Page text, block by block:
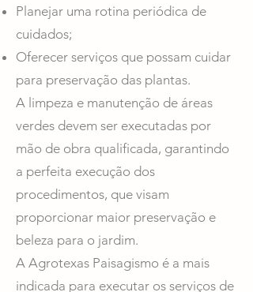
Planejar uma rotina periódica de
cuidados;
Oferecer serviços que possam cuidar
para preservação das plantas.
A limpeza e manutenção de áreas
verdes devem ser executadas por
mão de obra qualificada, garantindo
a perfeita execução dos
procedimentos, que visam
proporcionar maior preservação e
beleza para o jardim.
A Agrotexas Paisagismo é a mais
indicada para executar os serviços de